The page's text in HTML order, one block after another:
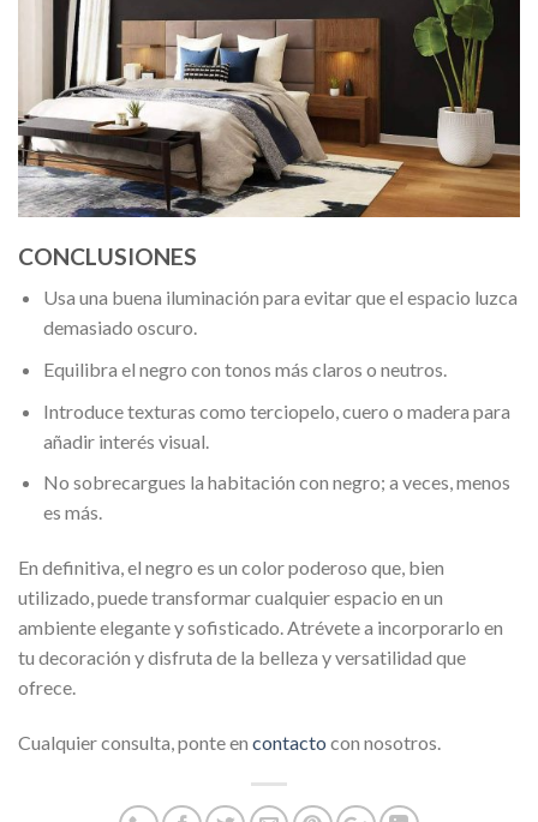
CONCLUSIONES
Usa una buena iluminación para evitar que el espacio luzca
demasiado oscuro.
Equilibra el negro con tonos más claros o neutros.
Introduce texturas como terciopelo, cuero o madera para
añadir interés visual.
No sobrecargues la habitación con negro; a veces, menos
es más.
En definitiva, el negro es un color poderoso que, bien
utilizado, puede transformar cualquier espacio en un
ambiente elegante y sofisticado. Atrévete a incorporarlo en
tu decoración y disfruta de la belleza y versatilidad que
ofrece.
Cualquier consulta, ponte en contacto con nosotros.